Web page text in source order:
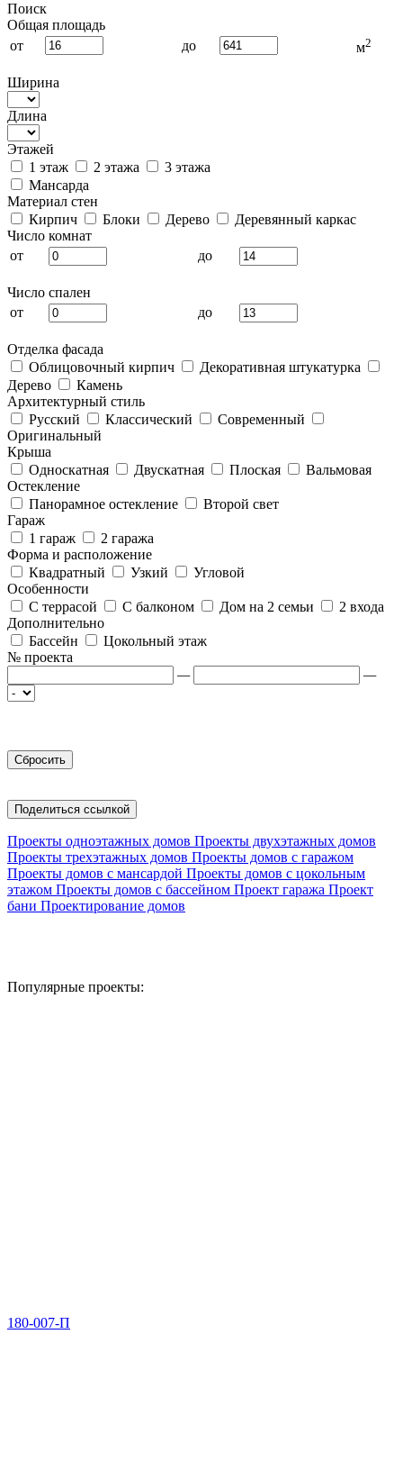
Поиск
Общая площадь
от
до м2
Ширина
Длина
Этажей
1 этаж
2 этажа
3 этажа
Мансарда
Материал стен
Кирпич
Блоки Дерево
Деревянный каркас
Число комнат
от
до
Число спален
от
до
Отделка фасада
Облицовочный кирпич
Декоративная штукатурка
Дерево
Камень
Архитектурный стиль
Русский
Классический
Современный
Оригинальный
Крыша
Односкатная
Двускатная Плоская
Вальмовая
Остекление
Панорамное остекление
Второй свет
Гараж
1 гараж
2 гаража
Форма и расположение
Квадратный
Узкий
Угловой
Особенности
С террасой
С балконом Дом на 2 семьи
2 входа
Дополнительно
Бассейн
Цокольный этаж
№ проекта
—
—
Поделиться ссылкой
Проекты одноэтажных домов Проекты двухэтажных домов
Проекты трехэтажных домов Проекты домов с гаражом
Проекты домов с мансардой Проекты домов с цокольным
этажом Проекты домов с бассейном Проект гаража Проект
бани Проектирование домов
Популярные проекты:
180-007-П